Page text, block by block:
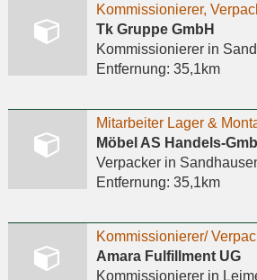
Tk Gruppe GmbH
Kommissioniererin
Entfernung: 35,1km
Möbel AS Handels-
Verpackerin
Entfernung: 35,1km
Amara Fulfillment UG
Kommissioniererin